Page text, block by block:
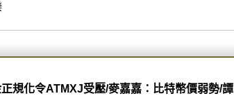
規化令ATMXJ受壓/麥嘉嘉：比特幣價弱勢/譚